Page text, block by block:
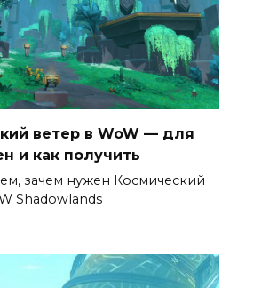
ветер в WoW — для
и как получить
зачем нужен Космический
Shadowlands